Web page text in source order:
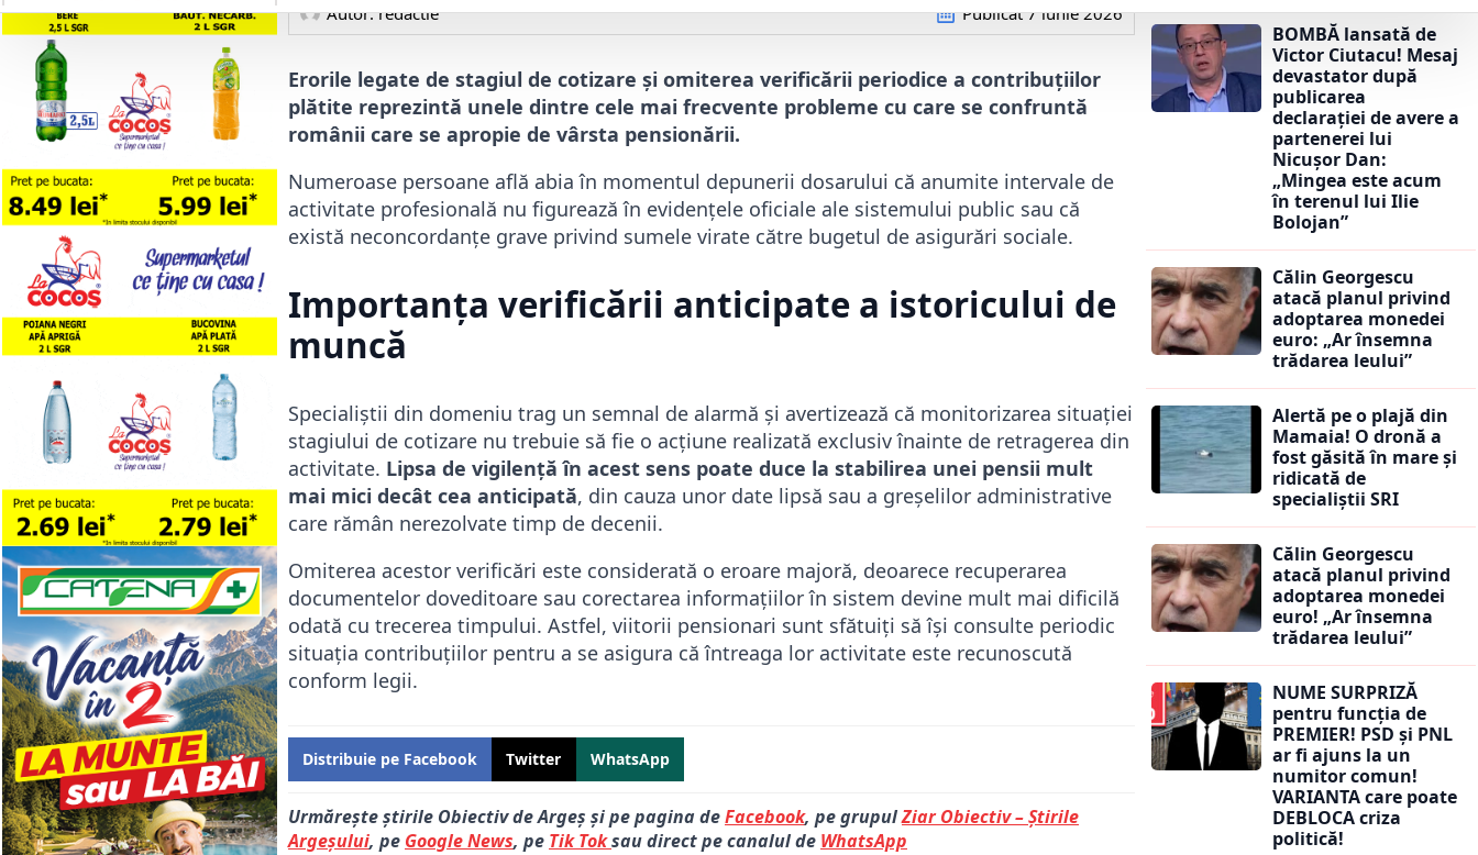
Autor: redactie Publicat7 iunie 2026
Erorile legate de stagiul de cotizare și omiterea verificării periodice a contribuțiilor
plătite reprezintă unele dintre cele mai frecvente probleme cu care se confruntă
românii care se apropie de vârsta pensionării.
Numeroase persoane află abia în momentul depunerii dosarului că anumite intervale de
activitate profesională nu figurează în evidențele oficiale ale sistemului public sau că
există neconcordanțe grave privind sumele virate către bugetul de asigurări sociale.
Importanța verificării anticipate a istoricului de
muncă
Specialiștii din domeniu trag un semnal de alarmă și avertizează că monitorizarea situației
stagiului de cotizare nu trebuie să fie o acțiune realizată exclusiv înainte de retragerea din
activitate. Lipsa de vigilență în acest sens poate duce la stabilirea unei pensii mult
mai mici decât cea anticipată, din cauza unor date lipsă sau a greșelilor administrative
care rămân nerezolvate timp de decenii.
Omiterea acestor verificări este considerată o eroare majoră, deoarece recuperarea
documentelor doveditoare sau corectarea informațiilor în sistem devine mult mai dificilă
odată cu trecerea timpului. Astfel, viitorii pensionari sunt sfătuiți să își consulte periodic
situația contribuțiilor pentru a se asigura că întreaga lor activitate este recunoscută
conform legii.
Distribuie pe Facebook Twitter WhatsApp
Urmărește știrile Obiectiv de Argeș și pe pagina deFacebook, pe grupulZiar Obiectiv – Știrile
Argeșului, pe Google News, pe Tik Toksau direct pe canalul de WhatsApp
BOMBĂ lansată de
Victor Ciutacu! Mesaj
devastator după
publicarea
declarației de avere a
partenerei lui
Nicușor Dan:
„Mingea este acum
în terenul lui Ilie
Bolojan”
Călin Georgescu
atacă planul privind
adoptarea monedei
euro: „Ar însemna
trădarea leului”
Alertă pe o plajă din
Mamaia! O dronă a
fost găsită în mare și
ridicată de
specialiștii SRI
Călin Georgescu
atacă planul privind
adoptarea monedei
euro! „Ar însemna
trădarea leului”
NUME SURPRIZĂ
pentru funcția de
PREMIER! PSD și PNL
ar fi ajuns la un
numitor comun!
VARIANTA care poate
DEBLOCA criza
politică!